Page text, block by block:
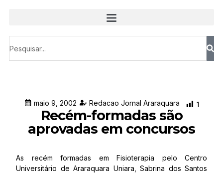
maio 9, 2002 Redacao Jornal Araraquara 1
Recém-formadas são
aprovadas em concursos
As recém formadas em Fisioterapia pelo Centro
Universitário de Araraquara Uniara, Sabrina dos Santos